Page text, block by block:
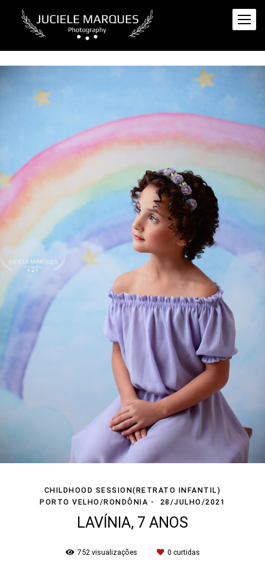
CHILDHOOD SESSION(RETRATO INFANTIL)
PORTO VELHO/RONDÔNIA
28/JULHO/2021
LAVÍNIA, 7 ANOS
752 visualizações 0 curtidas